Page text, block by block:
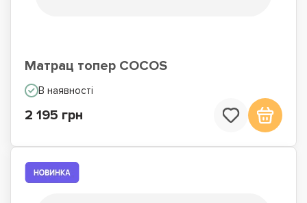
Матрац топер COCOS
В наявності
2 195 грн